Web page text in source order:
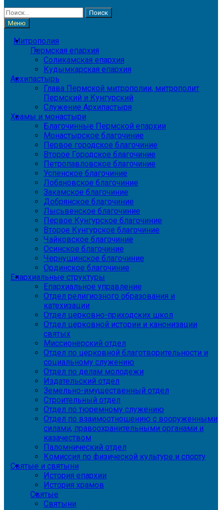
Найти:
Меню
Митрополия
Пермская епархия
Соликамская епархия
Кудымкарская епархия
Архипастырь
Глава Пермской митрополии, митрополит
Пермский и Кунгурский
Служение Архипастыря
Храмы и монастыри
Благочинные Пермской епархии
Монастырское благочиние
Первое городское благочиние
Второе Городское благочиние
Петропавловское благочиние
Успенское благочиние
Лобановское благочиние
Закамское благочиние
Добрянское благочиние
Лысьвенское благочиние
Первое Кунгурское благочиние
Второе Кунгурское благочиние
Чайковское благочиние
Осинское благочиние
Чернушинское благочиние
Ординское благочиние
Епархиальные структуры
Епархиальное управление
Отдел религиозного образования и
катехизации
Отдел церковно-приходских школ
Отдел церковной истории и канонизации
святых
Миссионерский отдел
Отдел по церковной благотворительности и
социальному служению
Отдел по делам молодежи
Издательский отдел
Земельно-имущественный отдел
Строительный отдел
Отдел по тюремному служению
Отдел по взаимоотношению с вооруженными
силами, правоохранительными органами и
казачеством
Паломнический отдел
Комиссия по физической культуре и спорту
Святые и святыни
История епархии
История храмов
Святые
Святыни